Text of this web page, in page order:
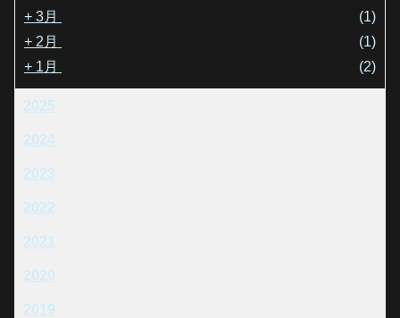
+ 3月
(1)
+ 2月
(1)
+ 1月 (2)
2025
2024
2023
2022
2021
2020
2019